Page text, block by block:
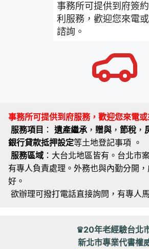
事務所可提供到府簽
利服務，歡迎您來電
諮詢。
事務所可提供到府服務，歡迎您來電或
服務項目 ： 遺產繼承 ， 贈與 ， 節稅 ，
銀行貸款抵押設定等土地登記事項 。
服務區域 ：大台北地區皆有。台北市
有專人負責處理。外務也與內勤分開
好。
欲辦理可撥打電話直接詢問，有專人
♛20年老經驗台北
新北市專業代書權